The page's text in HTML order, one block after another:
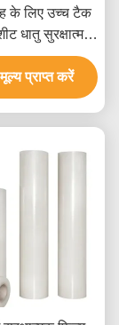
के लिए उच्च टैक
धातु सुरक्षात्मक
फिल्म
मूल्य प्राप्त करें